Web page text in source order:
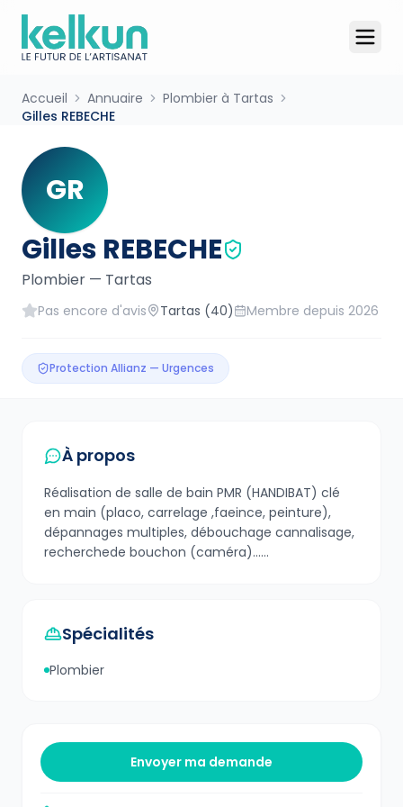
Accueil Annuaire
Plombier à Tartas
Gilles REBECHE
GR
Gilles REBECHE
Plombier — Tartas
Pas encore d'avis Tartas (40) Membre depuis 2026
Protection Allianz — Urgences
À propos
Réalisation de salle de bain PMR (HANDIBAT) clé
en main (placo, carrelage ,faeince, peinture),
dépannages multiples, débouchage cannalisage,
recherchede bouchon (caméra)......
Spécialités
Plombier
Envoyer ma demande